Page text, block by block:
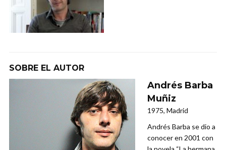
SOBRE EL AUTOR
Andrés Barba
Muñiz
1975, Madrid
Andrés Barba se dio a
conocer en 2001 con